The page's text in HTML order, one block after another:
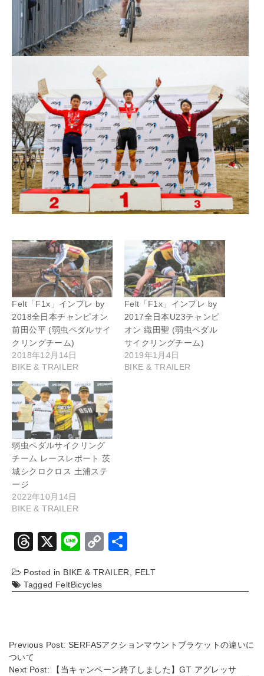
Felt「F1x」インプレ by
2018全日本チャンピオン
前田公平 (弱虫ペダルサイ
クリングチーム)
2018年12月14日
BIKE & TRAILER
Felt「F1x」インプレ by
2017全日本U23チャンピ
オン 織田聖 (弱虫ペダル
サイクリングチーム)
2019年1月4日
BIKE & TRAILER
弱虫ペダルサイクリング
チーム レースレポート 茨
城シクロクロス 土浦ステ
ージ
2022年10月14日
BIKE & TRAILER
T
e
a
X
Li
e
C
p
y
k
Posted in BIKE & TRAILER
FELT
Tagged FeltBicycles
Previous Post:SERFASアクションマウントブラケットの違いに
ついて
Next Post:
【当キャンペーン終了しました】GT アグレッサ